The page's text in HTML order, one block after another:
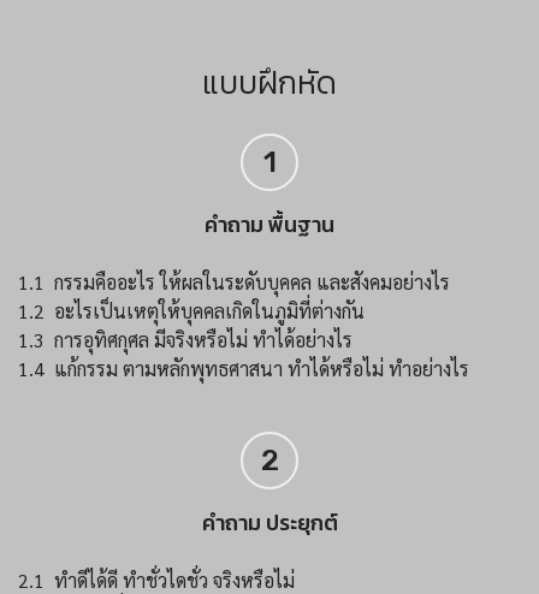
แบบฝึกหัด
1
คำถาม พื้นฐาน
1.1 กรรมคืออะไร ให้ผลในระดับบุคคล และสังคมอย่างไร
1.2 อะไรเป็นเหตุให้บุคคลเกิดในภูมิที่ต่างกัน
1.3 การอุทิศกุศล มีจริงหรือไม่ ทำได้อย่างไร
1.4 แก้กรรม ตามหลักพุทธศาสนา ทำได้หรือไม่ ทำอย่างไร
2
คำถาม ประยุกต์
2.1 ทำดีได้ดี ทำชั่วไดชั่ว จริงหรือไม่